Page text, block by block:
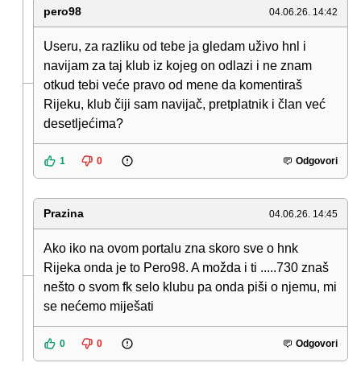
pero98 04.06.26. 14:42
Useru, za razliku od tebe ja gledam uživo hnl i
navijam za taj klub iz kojeg on odlazi i ne znam
otkud tebi veće pravo od mene da komentiraš
Rijeku, klub čiji sam navijač, pretplatnik i član već
desetljećima?
1 0 Odgovori
Prazina 04.06.26. 14:45
Ako iko na ovom portalu zna skoro sve o hnk
Rijeka onda je to Pero98. A možda i ti .....730 znaš
nešto o svom fk selo klubu pa onda piši o njemu, mi
se nećemo miješati
0 0 Odgovori